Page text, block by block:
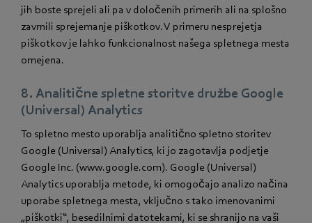
jih boste sprejeli ali pa v določenih primerih ali na splošno
zavrnili sprejemanje piškotkov. V primeru nesprejetja
piškotkov je lahko funkcionalnost našega spletnega mesta
omejena.
8. Analitične spletne storitve družbe Google
(Universal) Analytics
To spletno mesto uporablja analitično spletno storitev
Google (Universal) Analytics, ki jo zagotavlja podjetje
Google Inc. (www.google.com). Google (Universal)
Analytics uporablja metode, ki omogočajo analizo načina
uporabe spletnega mesta, vključno s tako imenovanimi
„piškotki“, besedilnimi datotekami, ki se shranijo na vaši